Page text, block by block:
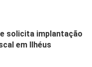
solicita implantação
em Ilhéus